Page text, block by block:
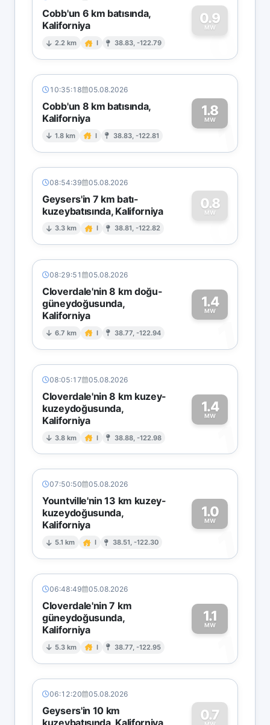
Cobb'un 6 km batısında,
Kaliforniya
2.2 km I 38.83, -122.79
0.9
MW
0
10:35:18 05.08.2026
Cobb'un 8 km batısında,
Kaliforniya
1.8 km I 38.83, -122.81
1.8
MW1
08:54:39 05.08.2026
Geysers'in 7 km batı-
kuzeybatısında, Kaliforniya
3.3 km I 38.81, -122.82
0.8
MW
0
08:29:51 05.08.2026
Cloverdale'nin 8 km doğu-
güneydoğusunda,
Kaliforniya
6.7 km I 38.77, -122.94
1.4
MW
1
08:05:17 05.08.2026
Cloverdale'nin 8 km kuzey-
kuzeydoğusunda,
Kaliforniya
3.8 km I 38.88, -122.98
1.4
MW
1
07:50:50 05.08.2026
Yountville'nin 13 km kuzey-
kuzeydoğusunda,
Kaliforniya
5.1 km I 38.51, -122.30
1.0
MW
1
06:48:49 05.08.2026
Cloverdale'nin 7 km
güneydoğusunda,
Kaliforniya
5.3 km I 38.77, -122.95
1.1
MW
1
06:12:20 05.08.2026
Geysers'in 10 km
kuzeybatısında, Kaliforniya
0.7